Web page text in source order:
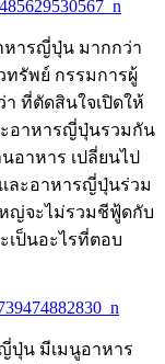
หารญี่ปุ่น มากกว่า
ทรัพย์ กรรมการผู้
ที่ตัดสินใจเปิดให้
อาหารญี่ปุ่นรวมกัน
อาหาร เปลี่ยนไป
ละอาหารญี่ปุ่นร่วม
ญ่จะไม่รวมชีฟู้ดกับ
เป็นอะไรที่ตอบ
ปุ่น มีเมนูอาหาร